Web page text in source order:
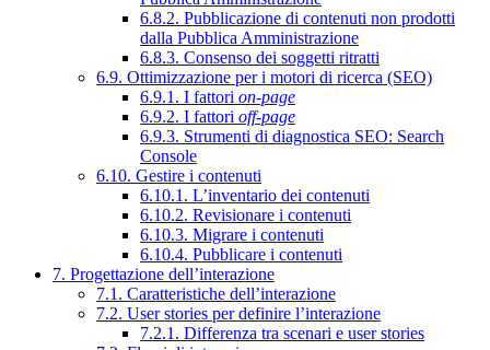
6.8.2. Pubblicazione di contenuti non prodotti
dalla Pubblica Amministrazione
6.8.3. Consenso dei soggetti ritratti
6.9. Ottimizzazione per i motori di ricerca (SEO)
6.9.1. I fattori on-page
6.9.2. I fattori off-page
6.9.3. Strumenti di diagnostica SEO: Search
Console
6.10. Gestire i contenuti
6.10.1. L’inventario dei contenuti
6.10.2. Revisionare i contenuti
6.10.3. Migrare i contenuti
6.10.4. Pubblicare i contenuti
7. Progettazione dell’interazione
7.1. Caratteristiche dell’interazione
7.2. User stories per definire l’interazione
7.2.1. Differenza tra scenari e user stories